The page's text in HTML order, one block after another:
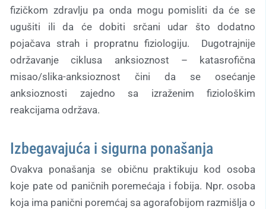
fizičkom zdravlju pa onda mogu pomisliti da će se
ugušiti ili da će dobiti srčani udar što dodatno
pojačava strah i propratnu fiziologiju. Dugotrajnije
održavanje ciklusa anksioznost – katasrofična
misao/slika-anksioznost čini da se osećanje
anksioznosti zajedno sa izraženim fiziološkim
reakcijama održava.
Izbegavajuća i sigurna ponašanja
Ovakva ponašanja se običnu praktikuju kod osoba
koje pate od paničnih poremećaja i fobija. Npr. osoba
koja ima panični poremćaj sa agorafobijom razmišlja o